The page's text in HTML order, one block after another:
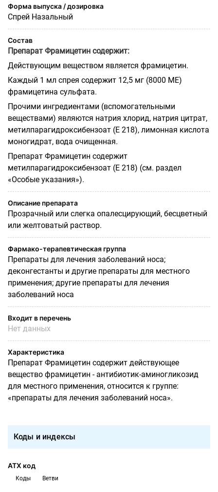
Форма выпуска / дозировка
Спрей Назальный
Состав
Препарат Фрамицетин содержит:
Действующим веществом является фрамицетин.
Каждый 1 мл спрея содержит 12,5 мг (8000 МЕ)
фрамицетина сульфата.
Прочими ингредиентами (вспомогательными
веществами) являются натрия хлорид, натрия цитрат,
метилпарагидроксибензоат (Е 218), лимонная кислота
моногидрат, вода очищенная.
Препарат Фрамицетин содержит
метилпарагидроксибензоат (Е 218) (см. раздел
«Особые указания»).
Описание препарата
Прозрачный или слегка опалесцирующий, бесцветный
или желтоватый раствор.
Фармако-терапевтическая группа
Препараты для лечения заболеваний носа;
деконгестанты и другие препараты для местного
применения; другие препараты для лечения
заболеваний носа
Входит в перечень
Нет данных
Характеристика
Препарат Фрамицетин содержит действующее
вещество фрамицетин - антибиотик-аминогликозид
для местного применения, относится к группе:
«препараты для лечения заболеваний носа».
Коды и индексы
АТХ код
Коды Ветви